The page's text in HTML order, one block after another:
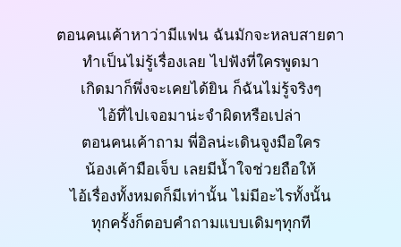
ตอนคนเค้าหาว่ามีแฟน ฉันมักจะหลบสายตา
ทำเป็นไม่รู้เรื่องเลย ไปฟังที่ใครพูดมา
เกิดมาก็พึ่งจะเคยได้ยิน ก็ฉันไม่รู้จริงๆ
ไอ้ที่ไปเจอมาน่ะจำผิดหรือเปล่า
ตอนคนเค้าถาม พี่อิลน่ะเดินจูงมือใคร
น้องเค้ามือเจ็บ เลยมีน้ำใจช่วยถือให้
ไอ้เรื่องทั้งหมดก็มีเท่านั้น ไม่มีอะไรทั้งนั้น
ทุกครั้งก็ตอบคำถามแบบเดิมๆทุกที